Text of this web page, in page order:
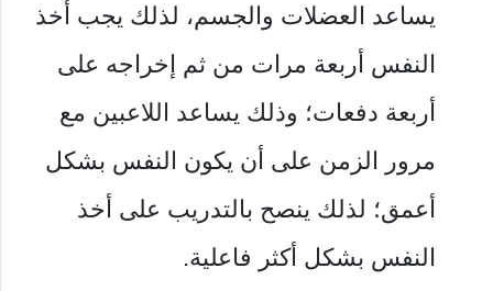
يساعد العضلات والجسم، لذلك يجب أخذ
النفس أربعة مرات من ثم إخراجه على
أربعة دفعات؛ وذلك يساعد اللاعبين مع
مرور الزمن على أن يكون النفس بشكل
أعمق؛ لذلك ينصح بالتدريب على أخذ
النفس بشكل أكثر فاعلية.